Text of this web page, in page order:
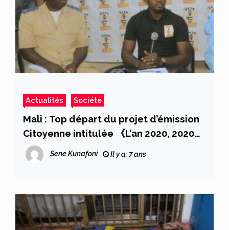
Actualités Société
Mali : Top départ du projet d’émission
Citoyenne intitulée 《L’an 2020, 2020
minutes d’expression aux Maliens »
Sene Kunafoni Il y a: 7 ans